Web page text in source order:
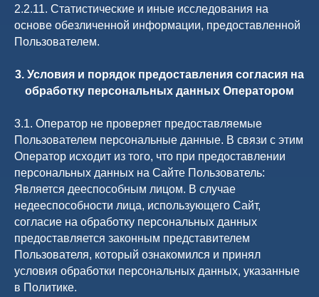
2.2.11. Статистические и иные исследования на
основе обезличенной информации, предоставленной
Пользователем.
3. Условия и порядок предоставления согласия на
обработку персональных данных Оператором
3.1. Оператор не проверяет предоставляемые
Пользователем персональные данные. В связи с этим
Оператор исходит из того, что при предоставлении
персональных данных на Сайте Пользователь:
Является дееспособным лицом. В случае
недееспособности лица, использующего Сайт,
согласие на обработку персональных данных
предоставляется законным представителем
Пользователя, который ознакомился и принял
условия обработки персональных данных, указанные
в Политике.